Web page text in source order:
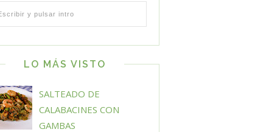
LO MÁS VISTO
SALTEADO DE
CALABACINES CON
GAMBAS